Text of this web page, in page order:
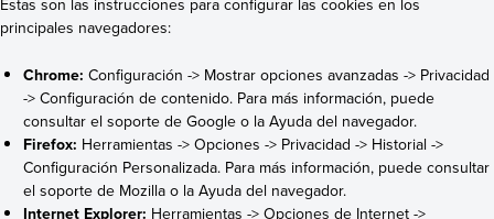
Estas son las instrucciones para configurar las cookies en los
principales navegadores:
Chrome: Configuración -> Mostrar opciones avanzadas -> Privacidad
-> Configuración de contenido. Para más información, puede
consultar el soporte de Google o la Ayuda del navegador.
Firefox: Herramientas -> Opciones -> Privacidad -> Historial ->
Configuración Personalizada. Para más información, puede consultar
el soporte de Mozilla o la Ayuda del navegador.
Internet Explorer: Herramientas -> Opciones de Internet ->